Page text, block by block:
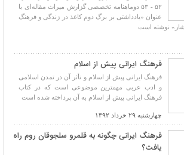
۵۲ - ۵۳ دوماهنامه تخصصی گزارش میراث مقاله‌ای با
عنوان «یادداشتی بر برگ دوم کاغذ در زندگی و فرهنگ
نوشته است
فرهنگ ایرانی پیش از اسلام
فرهنگ ایرانی پیش از اسلام و تأثر آن در تمدن اسلامی
و ادب عربی مهمترین موضوعی است که در کتاب
فرهنگ ایرانی پیش از اسلام به آن پرداخته شده است
چهارشنبه ۲۹ خرداد ۱۳۹۲
فرهنگ ایرانی چگونه به قلمرو سلجوقان روم راه
یافت؟